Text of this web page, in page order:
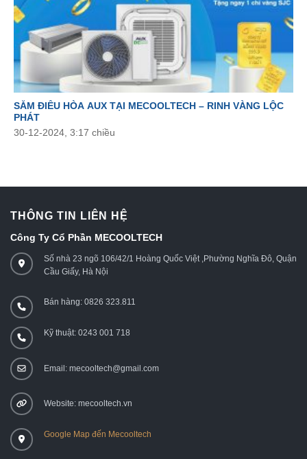
SẮM ĐIỀU HÒA AUX TẠI MECOOLTECH – RINH VÀNG LỘC
PHÁT
30-12-2024, 3:17 chiều
THÔNG TIN LIÊN HỆ
Công Ty Cổ Phần MECOOLTECH
Số nhà 23 ngõ 106/42/1 Hoàng Quốc Việt ,Phường Nghĩa Đô, Quận
Cầu Giấy, Hà Nội
Bán hàng: 0826 323.811
Kỹ thuật: 0243 001 718
Email: mecooltech@gmail.com
Website: mecooltech.vn
Google Map đến Mecooltech